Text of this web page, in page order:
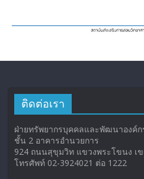
ติดต่อเรา
ฝ่ายทรัพยากรบุคคลและพัฒนาองค์ก
ชั้น 2 อาคารอำนวยการ
924 ถนนสุขุมวิท แขวงพระโขนง เข
โทรศัพท์ 02-3924021 ต่อ 1222